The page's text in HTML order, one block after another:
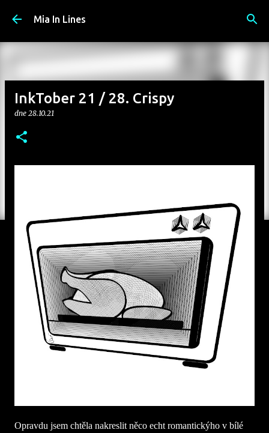
Přeskočit na hlavní obsah
Mia In Lines
InkTober 21 / 28. Crispy
dne 28.10.21
Opravdu jsem chtěla nakreslit něco echt romantickýho v bílé